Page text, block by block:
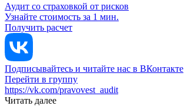
Аудит со страховкой от рисков
Узнайте стоимость за 1 мин.
Получить расчет
Подписывайтесь и читайте нас в ВКонтакте
Перейти в группу
https://vk.com/pravovest_audit
Читать далее